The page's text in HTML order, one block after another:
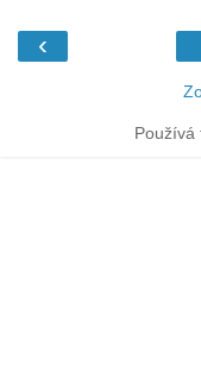
‹
Používá